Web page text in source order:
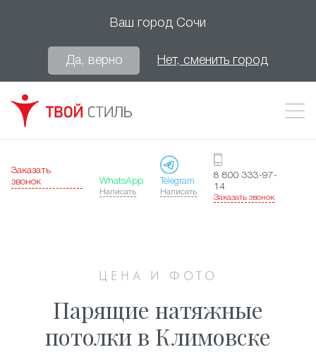
Ваш город Сочи
Да, верно Нет, сменить город
Заказать
звонок
WhatsApp
Написать
Telegram
Написать
8 800 333-97-
14
Заказать звонок
ЦЕНА И ФОТО
Парящие натяжные
потолки в Климовске